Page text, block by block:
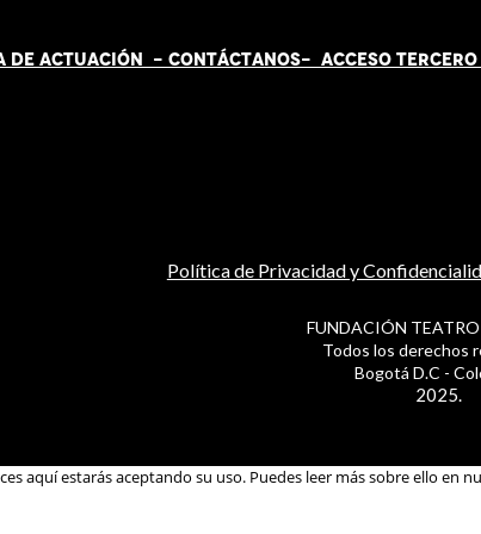
DE ACTUACIÓN - CONTÁCTANOS- ACCESO TERCERO
Política de Privacidad y
FUNDACIÓN
Todos los derechos
Bogotá D.C -
2025.
aquí estarás aceptando su uso. Puedes leer más sobre ello en